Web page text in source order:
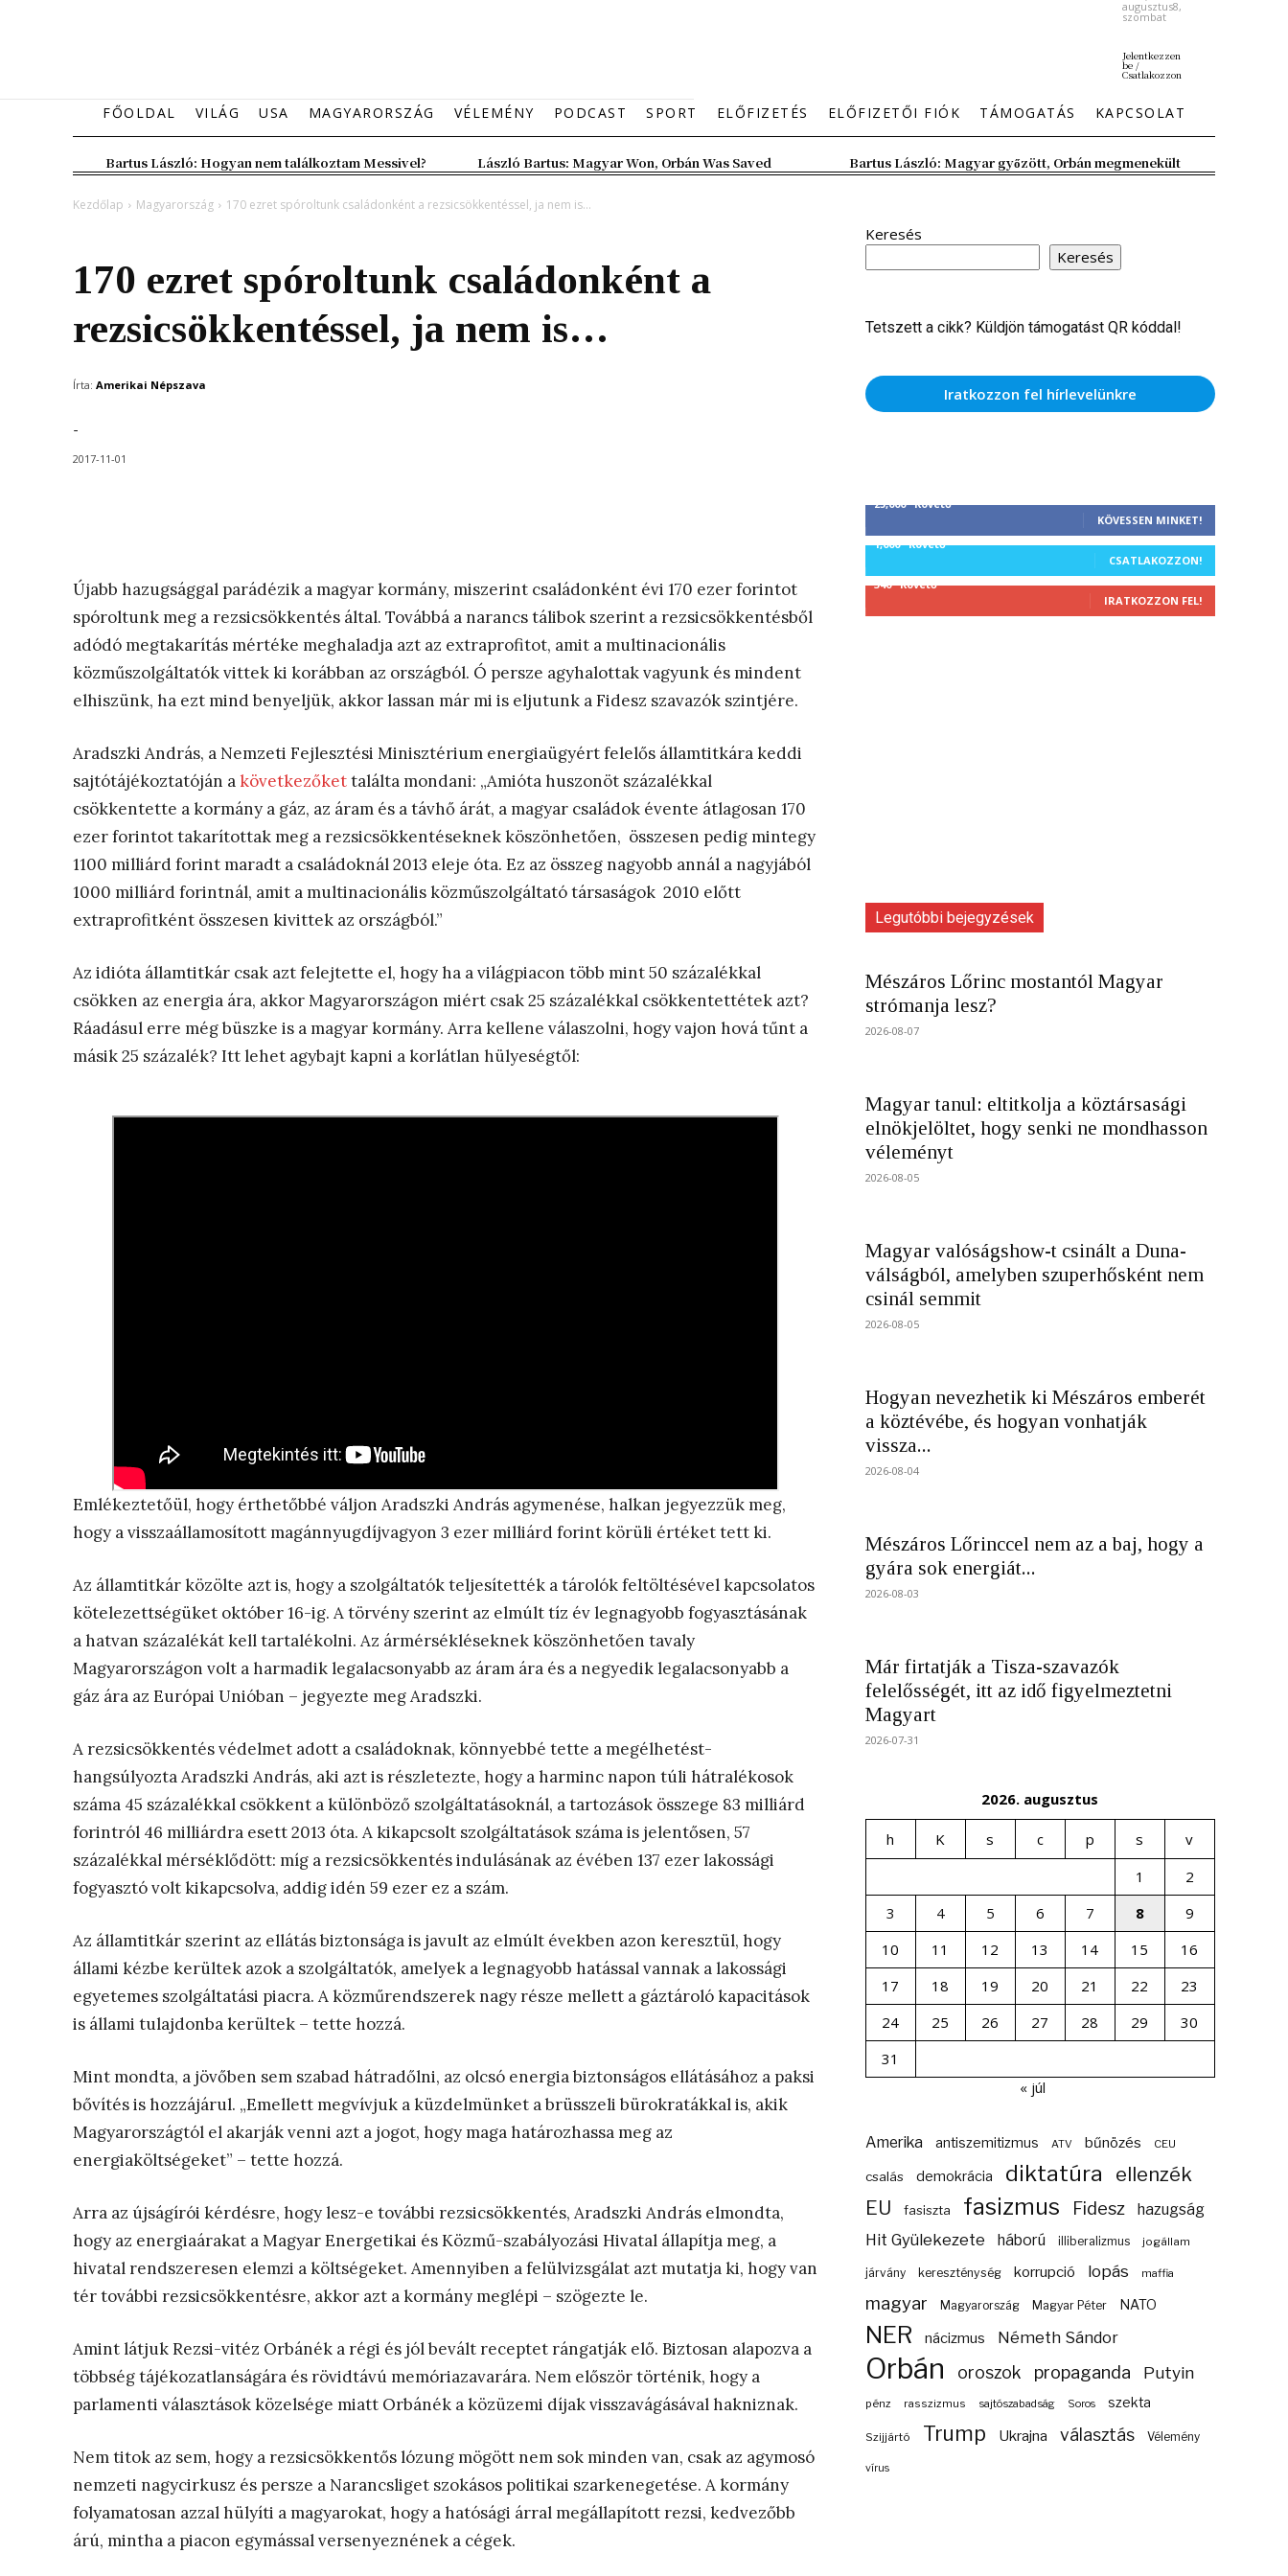
augusztus8,
szombat
Jelentkezzen
be /
Csatlakozzon
FŐOLDAL VILÁG USA MAGYARORSZÁG VÉLEMÉNY PODCAST SPORT ELŐFIZETÉS ELŐFIZETŐI FIÓK TÁMOGATÁS KAPCSOLAT
Bartus László: Hogyan nem találkoztam Messivel? László Bartus: Magyar Won, Orbán Was Saved Bartus László: Magyar győzött, Orbán megmenekült
Kezdőlap Magyarország 170 ezret spóroltunk családonként a rezsicsökkentéssel, ja nem is...
170 ezret spóroltunk családonként a
rezsicsökkentéssel, ja nem is…
Írta: Amerikai Népszava
-
2017-11-01
Újabb hazugsággal parádézik a magyar kormány, miszerint családonként évi 170 ezer forintot
spóroltunk meg a rezsicsökkentés által. Továbbá a narancs tálibok szerint a rezsicsökkentésből
adódó megtakarítás mértéke meghaladja azt az extraprofitot, amit a multinacionális
közműszolgáltatók vittek ki korábban az országból. Ó persze agyhalottak vagyunk és mindent
elhiszünk, ha ezt mind benyeljük, akkor lassan már mi is eljutunk a Fidesz szavazók szintjére.
Aradszki András, a Nemzeti Fejlesztési Minisztérium energiaügyért felelős államtitkára keddi
sajtótájékoztatóján akövetkezőkettalálta mondani: „Amióta huszonöt százalékkal
csökkentette a kormány a gáz, az áram és a távhő árát, a magyar családok évente átlagosan 170
ezer forintot takarítottak meg a rezsicsökkentéseknek köszönhetően, összesen pedig mintegy
1100 milliárd forint maradt a családoknál 2013 eleje óta. Ez az összeg nagyobb annál a nagyjából
1000 milliárd forintnál, amit a multinacionális közműszolgáltató társaságok 2010 előtt
extraprofitként összesen kivittek az országból.”
Az idióta államtitkár csak azt felejtette el, hogy ha a világpiacon több mint 50 százalékkal
csökken az energia ára, akkor Magyarországon miért csak 25 százalékkal csökkentettétek azt?
Ráadásul erre még büszke is a magyar kormány. Arra kellene válaszolni, hogy vajon hová tűnt a
másik 25 százalék? Itt lehet agybajt kapni a korlátlan hülyeségtől:
Emlékeztetőül, hogy érthetőbbé váljon Aradszki András agymenése, halkan jegyezzük meg,
hogy a visszaállamosított magánnyugdíjvagyon 3 ezer milliárd forint körüli értéket tett ki.
Az államtitkár közölte azt is, hogy a szolgáltatók teljesítették a tárolók feltöltésével kapcsolatos
kötelezettségüket október 16-ig. A törvény szerint az elmúlt tíz év legnagyobb fogyasztásának
a hatvan százalékát kell tartalékolni. Az ármérsékléseknek köszönhetően tavaly
Magyarországon volt a harmadik legalacsonyabb az áram ára és a negyedik legalacsonyabb a
gáz ára az Európai Unióban – jegyezte meg Aradszki.
A rezsicsökkentés védelmet adott a családoknak, könnyebbé tette a megélhetést-
hangsúlyozta Aradszki András, aki azt is részletezte, hogy a harminc napon túli hátralékosok
száma 45 százalékkal csökkent a különböző szolgáltatásoknál, a tartozások összege 83 milliárd
forintról 46 milliárdra esett 2013 óta. A kikapcsolt szolgáltatások száma is jelentősen, 57
százalékkal mérséklődött: míg a rezsicsökkentés indulásának az évében 137 ezer lakossági
fogyasztó volt kikapcsolva, addig idén 59 ezer ez a szám.
Az államtitkár szerint az ellátás biztonsága is javult az elmúlt években azon keresztül, hogy
állami kézbe kerültek azok a szolgáltatók, amelyek a legnagyobb hatással vannak a lakossági
egyetemes szolgáltatási piacra. A közműrendszerek nagy része mellett a gáztároló kapacitások
is állami tulajdonba kerültek – tette hozzá.
Mint mondta, a jövőben sem szabad hátradőlni, az olcsó energia biztonságos ellátásához a paksi
bővítés is hozzájárul. „Emellett megvívjuk a küzdelmünket a brüsszeli bürokratákkal is, akik
Magyarországtól el akarják venni azt a jogot, hogy maga határozhassa meg az
energiaköltségeket” – tette hozzá.
Arra az újságírói kérdésre, hogy lesz-e további rezsicsökkentés, Aradszki András elmondta,
hogy az energiaárakat a Magyar Energetikai és Közmű-szabályozási Hivatal állapítja meg, a
hivatal rendszeresen elemzi a költségeket. Amennyiben a felülvizsgálat azt mutatja ki, hogy van
tér további rezsicsökkentésre, akkor azt a kormány meglépi – szögezte le.
Amint látjuk Rezsi-vitéz Orbánék a régi és jól bevált receptet rángatják elő. Biztosan alapozva a
többség tájékozatlanságára és rövidtávú memóriazavarára. Nem először történik, hogy a
parlamenti választások közelsége miatt Orbánék a közüzemi díjak visszavágásával hakniznak.
Nem titok az sem, hogy a rezsicsökkentős lózung mögött nem sok minden van, csak az agymosó
nemzeti nagycirkusz és persze a Narancsliget szokásos politikai szarkenegetése. A kormány
folyamatosan azzal hülyíti a magyarokat, hogy a hatósági árral megállapított rezsi, kedvezőbb
árú, mintha a piacon egymással versenyeznének a cégek.
Keresés
Keresés
Tetszett a cikk? Küldjön támogatást QR kóddal!
Iratkozzon fel hírlevelünkre
25,000 Követő
KÖVESSEN MINKET!
1,000 Követő
CSATLAKOZZON!
340 Követő
IRATKOZZON FEL!
Legutóbbi bejegyzések
Mészáros Lőrinc mostantól Magyar
strómanja lesz?
2026-08-07
Magyar tanul: eltitkolja a köztársasági
elnökjelöltet, hogy senki ne mondhasson
véleményt
2026-08-05
Magyar valóságshow-t csinált a Duna-
válságból, amelyben szuperhősként nem
csinál semmit
2026-08-05
Hogyan nevezhetik ki Mészáros emberét
a köztévébe, és hogyan vonhatják
vissza...
2026-08-04
Mészáros Lőrinccel nem az a baj, hogy a
gyára sok energiát...
2026-08-03
Már firtatják a Tisza-szavazók
felelősségét, itt az idő figyelmeztetni
Magyart
2026-07-31
2026. augusztus
h K s c p s
v
1
2
3
4 5 6 7 8
9
10
11 12 13 14 15
16
17
18 19 20 21 22
23
24
25 26 27 28 29
30
31
« júl
Amerika antiszemitizmus ATV bűnözés CEU
csalás demokrácia diktatúra ellenzék
EU fasiszta fasizmus Fidesz hazugság
Hit Gyülekezete háború illiberalizmus jogállam
járvány kereszténység korrupció lopás maffia
magyar Magyarország Magyar Péter NATO
NER nácizmus Németh Sándor
Orbán oroszok propaganda Putyin
pénz rasszizmus sajtószabadság Soros szekta
Szijjártó Trump Ukrajna választás Vélemény
vírus